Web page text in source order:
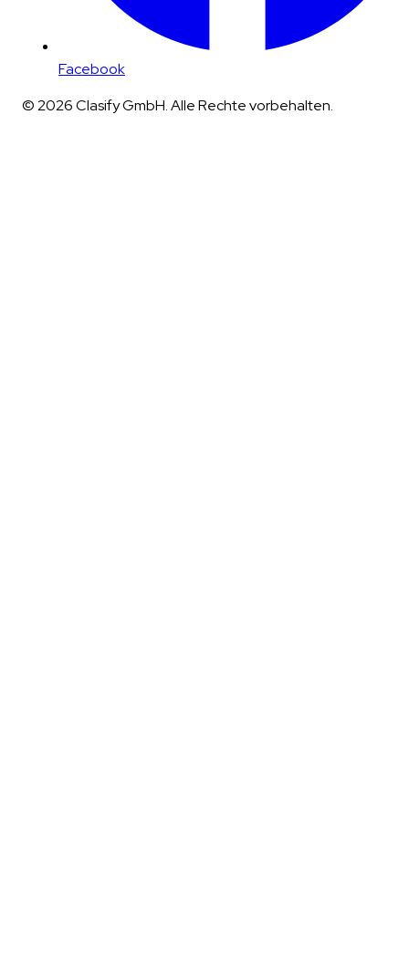
Facebook
© 2026 Clasify GmbH. Alle Rechte vorbehalten.